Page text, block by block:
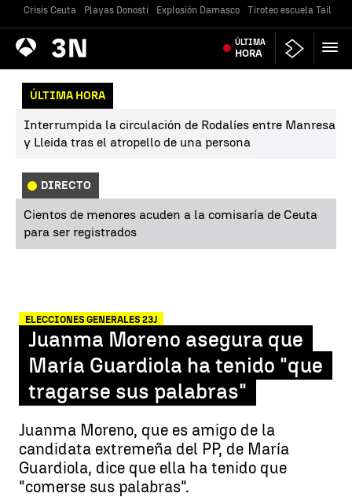
Crisis Ceuta Playas Donosti Explosión Damasco Tiroteo escuela
Antena
3 Noticias ÚLTIMA
HORA
ÚLTIMA HORA
Interrumpida la circulación de Rodalíes entre Manresa
y Lleida tras el atropello de una persona
DIRECTO
Cientos de menores acuden a la comisaría de Ceuta
para ser registrados
ELECCIONES GENERALES 23J
Juanma Moreno asegura que
María Guardiola ha tenido "que
tragarse sus palabras"
Juanma Moreno, que es amigo de la
candidata extremeña del PP, de María
Guardiola, dice que ella ha tenido que
"comerse sus palabras".